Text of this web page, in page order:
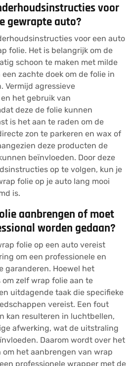
voor
gewrapte auto?
voor een auto
folie. Het is belangrijk om de
schoon te maken met milde
zachte doek om de folie in
Vermijd agressieve
het gebruik van
deze de folie kunnen
is het aan te raden om de
zon te parkeren en wax of
deze producten de
beïnvloeden. Door deze
op te volgen, kun je
folie op je auto lang mooi
is.
aanbrengen of moet
worden gedaan?
folie op een auto vereist
om een professionele en
garanderen. Hoewel het
zelf wrap folie aan te
uitdagende taak die specifieke
vereist. Een fout
kan resulteren in luchtbellen,
afwerking, wat de uitstraling
Daarom wordt over het
het aanbrengen van wrap
professionele wrapper met de